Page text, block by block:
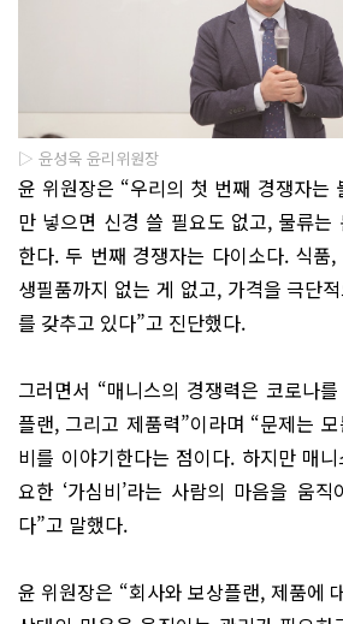
▷ 윤성욱 윤리위원장
윤 위원장은 “우리의 첫 번째 경쟁자는
만 넣으면 신경 쓸 필요도 없고, 물류는
한다. 두 번째 경쟁자는 다이소다. 식품
생필품까지 없는 게 없고, 가격을 극단
를 갖추고 있다”고 진단했다.
그러면서 “매니스의 경쟁력은 코로나
플랜, 그리고 제품력”이라며 “문제는
비를 이야기한다는 점이다. 하지만 매
요한 ‘가심비’라는 사람의 마음을 움
다”고 말했다.
윤 위원장은 “회사와 보상플랜, 제품에